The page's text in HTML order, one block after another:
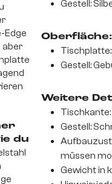
Edge
aber
du
Gestell:
Oberfläche:
Gestell:
Weitere
Gestell:
müssen
Gewicht in